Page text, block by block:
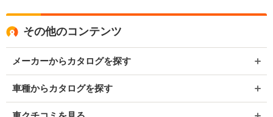
その他のコンテンツ
メーカーからカタログを探す
車種からカタログを探す